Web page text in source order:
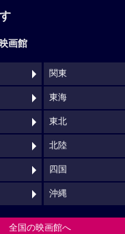
画館
関東
東海
東北
北陸
四国
沖縄
全国の映画館へ